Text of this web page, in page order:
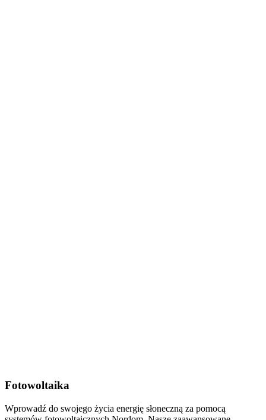
Fotowoltaika
Wprowadź do swojego życia energię słoneczną za pomocą